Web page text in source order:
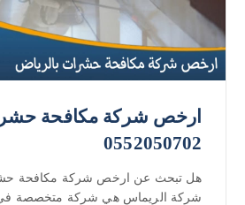
ارخص شركة مكافحة
0552050702
هل تبحث عن ارخص شركة مكافحة
شركة الريماس هي شركة متخصصة في